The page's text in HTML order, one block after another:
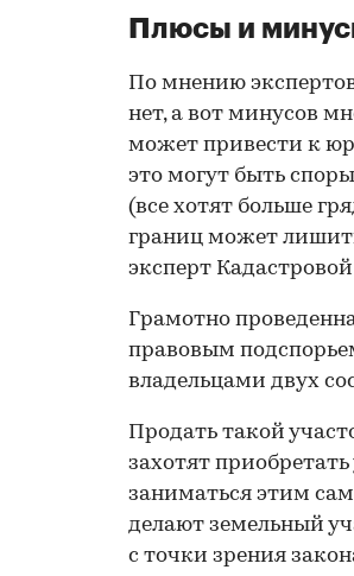
Плюсы и
По мнению
нет, а вот минусов
может привести к
это могут быть
(все хотят больше
границ может
эксперт
Грамотно
правовым
владельцами двух
Продать такой
захотят
заниматься этим
делают земельный
с точки зрения